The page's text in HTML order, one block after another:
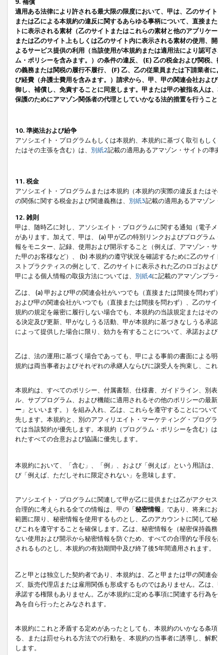
9. 補償
適用ある法律により許される最大限の限度において、甲は、乙のサイ
または乙による本規約の違反に関するあらゆる事柄について、直接ま
トに表示される素材（乙のサイトまたはこれらの素材と他のアプリ
または乙のサイト上もしくは乙のサイト内に表示される素材の使用、
よるサービス提供の利用（当該使用が本規約または適用法により認可
ム・ポリシーを含みます。）の条件の違反、 (E) 乙の税金および関税
の義務または関税の履行不履行、 (F) 乙、乙の従業員または下請業者
び経費（弁護士費用を含みます。）請求から、甲、甲の関連会社およ
御し、補償し、免責することに同意します。甲または甲の被指名人は
保護のためにアマゾン関係者の代理としていかなる法的措置を行うこ
10. 準拠法および紛争
アソシエイト・プログラムもしくは本規約、本規約に基づく取引もし
たはその主張を含む）は、 別紙2記載の適用あるアマゾン・サイトの
11. 税金
アソシエイト・プログラムまたは本規約（本規約の実際の違反または
の関係に関する税金および関連義務は、 別紙3記載の適用あるアマゾン
12. 雑則
甲は、随時乙に対し、アソシエイト・プログラムに関する通知（電子
があります。加えて、甲は、 (a) 甲が乙の特別リンクおよびプログラ
報をモニター、記録、使用および開示すること（例えば、アマゾン・
た甲のお客様など）、 (b) 本規約の遵守状況を確認するために乙のサ
ストプラクティスの例として、乙のサイトに表示された乙のロゴおよ
甲による個人情報の取扱方法については、 別紙4に記載のアマゾンプ
乙は、 (a) 甲および甲の関連会社がいつでも（直接または間接を問わ
および甲の関連会社がいつでも（直接または間接を問わず）、乙のサ
規約の規定を厳密に履行しない場合でも、本規約の当該規定またはそ
る決定及び更新、甲がなしうる活動、甲が本規約に基づきなしうる承
によって提供した場合に限り、効力を有することについて、承諾およ
乙は、法の運用に基づく場合であっても、甲による事前の書面による
規約は両当事者およびそれぞれの承継人ならびに譲受人を拘束し、こ
本規約は、すべてのポリシー、付属書類、仕様書、ガイドライン、別
ル、サブプログラム、および機能に適用されるその他のポリシーの最
ー 」といいます。）を組み入れ、乙は、これらを遵守することにつ
先します。本規約と、別のアフィリエイト・マーケティング・プログ
ては当該契約が優先します。本規約（プログラム・ポリシーを含む）
れたすべての合意および協議に優先します。
本規約において、「含む」、「例」、および「例えば」という用語は
び「例えば、ただしそれに限定されない」を意味します。
アソシエイト・プログラムに関連して甲が乙に提供または乙がアクセ
合理的に考えられる全ての情報は、甲の「秘密情報 」であり、将来に
範囲に限り、秘密情報を使用するものとし、乙のアカウントに関して
びこれを遵守することを確保します。乙は、秘密情報を（秘密保持義
ない使用および開示から秘密情報を防ぐため、すべての合理的な手段
されるものとし、本規約の有効期間中及び終了後5年間適用されます。
乙と甲とは独立した契約者であり、本規約は、乙と甲または甲の関連
ズ、販売代理店または雇用関係も形成するものではありません。乙は
承諾する権限もありません。乙が本規約に定める事項に関連する行為
為を自ら行ったとみなされます。
本規約にこれと矛盾する定めがあったとしても、本規約のいかなる条
る、または罰せられる方法での行動を、本規約の当事者に誘導し、解
します。